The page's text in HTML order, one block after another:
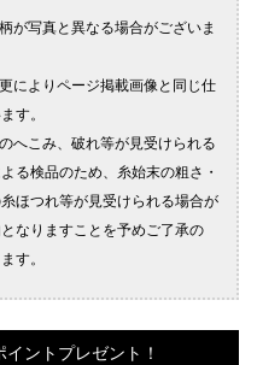
ントプレゼント！